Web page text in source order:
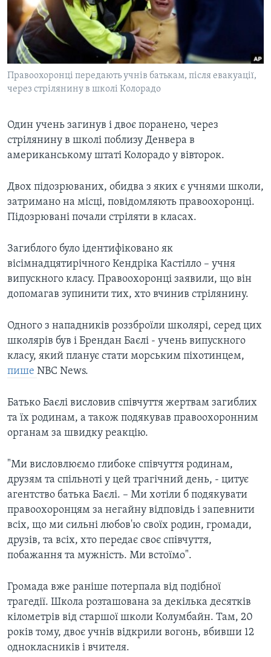
СУСПІЛЬСТВО
ЕКОНОМІКА
ІСТОРІЇ УСПІХУ УКРАЇНЦІВ
ТЕЛЕПРОГРАМИ
ЧАС-TIME
СТУДІЯ ВАШИНГТОН
ПРАЙМ-ТАЙМ
ПОГЛЯД З ВАШИНГТОНА
ENGLISH
Learning English
Правоохоронці передають учнів батькам, після евакуації,
через стрілянину в школі Колорадо
Один учень загинув і двоє поранено, через
стрілянину в школі поблизу Денвера в
американському штаті Колорадо у вівторок.
Двох підозрюваних, обидва з яких є учнями школи,
затримано на місці, повідомляють правоохоронці.
Підозрювані почали стріляти в класах.
Загиблого було ідентифіковано як
вісімнадцятирічного Кендріка Кастілло – учня
випускного класу. Правоохоронці заявили, що він
допомагав зупинити тих, хто вчинив стрілянину.
Одного з нападників роззброїли школярі, серед цих
школярів був і Брендан Баєлі - учень випускного
класу, який планує стати морським піхотинцем,
пише NBC News.
Батько Баєлі висловив співчуття жертвам загиблих
та їх родинам, а також подякував правоохоронним
органам за швидку реакцію.
"Ми висловлюємо глибоке співчуття родинам,
друзям та спільноті у цей трагічний день, - цитує
агентство батька Баєлі. – Ми хотіли б подякувати
правоохоронцям за негайну відповідь і запевнити
всіх, що ми сильні любов'ю своїх родин, громади,
друзів, та всіх, хто передає своє співчуття,
побажання та мужність. Ми встоїмо".
Громада вже раніше потерпала від подібної
трагедії. Школа розташована за декілька десятків
кілометрів від старшої школи Колумбайн. Там, 20
років тому, двоє учнів відкрили вогонь, вбивши 12
однокласників і вчителя.